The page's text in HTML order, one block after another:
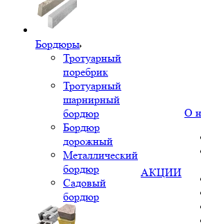
Бордюры
Тротуарный
поребрик
Тротуарный
шарнирный
бордюр
Бордюр
дорожный
Металлический
бордюр
Садовый
бордюр
АКЦИИ
О